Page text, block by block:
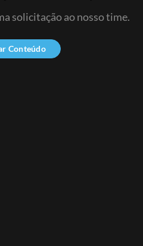
solicitação ao nosso time.
Conteúdo